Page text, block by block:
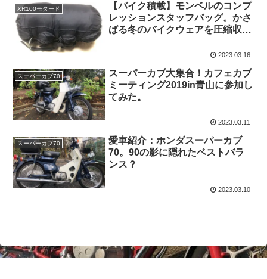
XR100モタード
【バイク積載】モンベルのコンプ
レッションスタッフバッグ。かさ
ばる冬のバイクウェアを圧縮収
2023.03.16
スーパーカブ70
スーパーカブ大集合！カフェカブ
ミーティング2019in青山に参加し
てみた。
2023.03.11
スーパーカブ70
愛車紹介：ホンダスーパーカブ
70。90の影に隠れたベストバラ
ンス？
2023.03.10